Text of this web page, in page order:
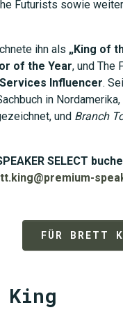
Futurists sowie
ihn als „King of
of the Year, und The
Influencer.
in Nordamerika,
und Branch
SELECT
FÜR BRETT